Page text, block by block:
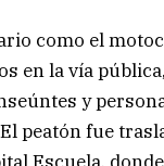
como el
en la vía
y
peatón fue
Escuela,